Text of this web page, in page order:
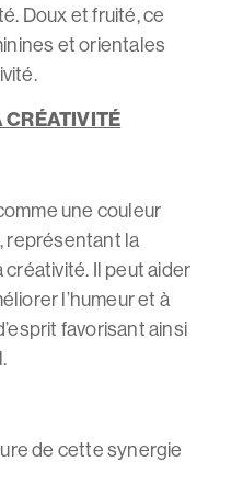
Doux et fruité, ce
et orientales
CRÉATIVITÉ
une couleur
représentant la
Il peut aider
l’humeur et à
favorisant ainsi
de cette synergie